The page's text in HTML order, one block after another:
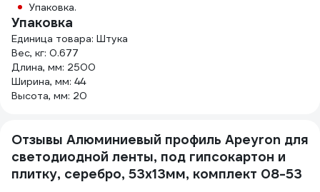
Упаковка.
Упаковка
Единица товара: Штука
Вес, кг: 0.677
Длина, мм: 2500
Ширина, мм: 44
Высота, мм: 20
Отзывы Алюминиевый профиль Apeyron для
светодиодной ленты, под гипсокартон и
плитку, серебро, 53x13мм, комплект 08-53